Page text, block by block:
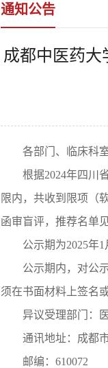
通知公告
成都中医药大
各部门、临床科室
根据2024年四川
限内，共收到限项（
函审盲评，推荐名单
公示期为2025年1
公示期内，对公
须在书面材料上签名
异议受理部门：
通讯地址：成都
邮编：610072